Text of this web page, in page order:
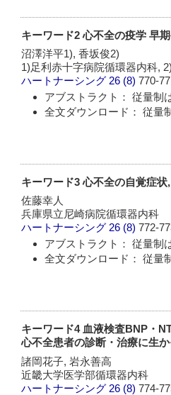
キーワード2 心不全の疫学 早
沼澤洋平1), 香坂俊2)
1)足利赤十字病院循環器内科,
ハートナーシング 26 (8)770-
アブストラクト： 従量制
全文ダウンロード： 従量
キーワード3 心不全の自覚症
佐藤幸人
兵庫県立尼崎病院循環器内科
ハートナーシング 26 (8)772-
アブストラクト： 従量制
全文ダウンロード： 従量
キーワード4 血液検査BNP・
心不全患者の診断・治療に生か
諸岡花子, 岩永善高
近畿大学医学部循環器内科
ハートナーシング 26 (8)774-